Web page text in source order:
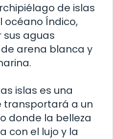
de islas
océano Índico,
aguas
arena blanca y
islas es una
transportará a un
donde la belleza
con el lujo y la